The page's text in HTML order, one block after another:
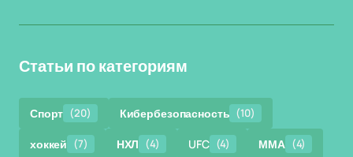
Статьи по категориям
Спорт (20) Кибербезопасность (10)
хоккей (7) НХЛ (4) UFC (4) ММА (4)